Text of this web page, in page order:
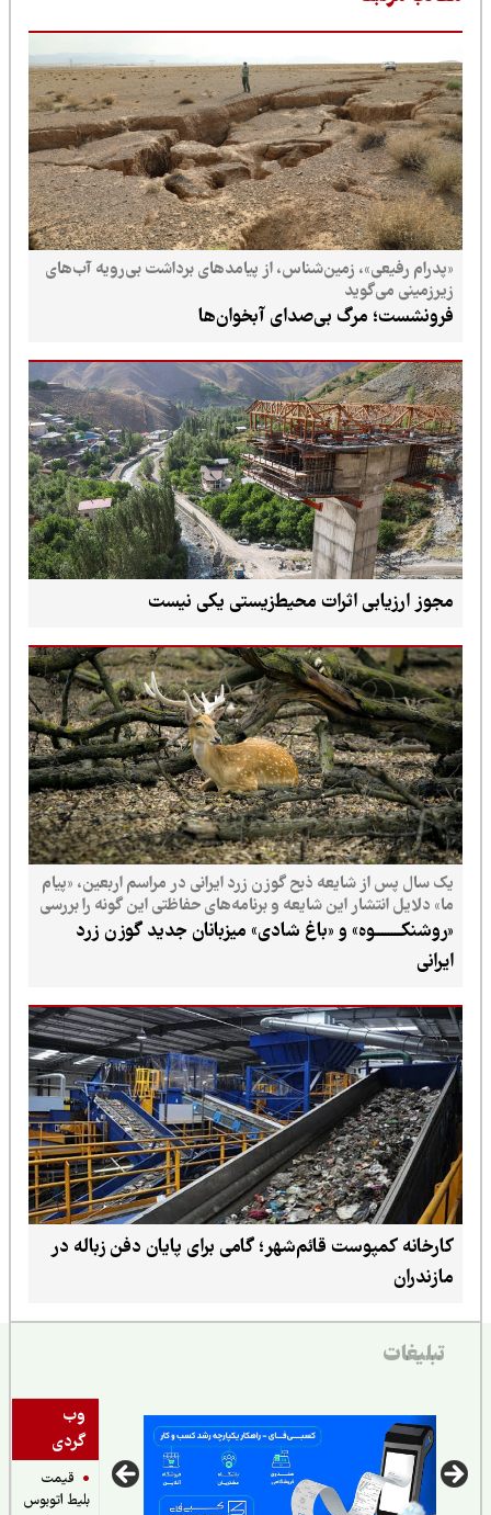
«پدرام رفیعی»، زمین‌شناس، از پیامدهای برداشت بی‌رویه آب‌های
زیرزمینی می‌گوید
فرونشست؛ مرگ بی‌صدای آبخوان‌ها
مجوز ارزیابی اثرات محیط‌زیستی یکی نیست
یک سال پس از شایعه ذبح گوزن زرد ایرانی در مراسم اربعین، «پیام
ما» دلایل انتشار این شایعه و برنامه‌های حفاظتی این گونه را بررسی
می‌کند
«روشنکــــــــوه» و «باغ شادی» میزبانان جدید گوزن زرد
ایرانی
کارخانه کمپوست قائم‌شهر؛ گامی برای پایان دفن زباله در
مازندران
تبلیغات
گردی
قیمت
بلیط اتوبوس